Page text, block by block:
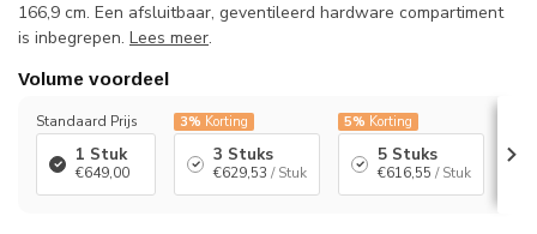
166,9 cm. Een afsluitbaar, geventileerd hardware compartiment
is inbegrepen. Lees meer.
Volume voordeel
Standaard Prijs
1 Stuk
€649,00
3% Korting
3 Stuks
€629,53 / Stuk
5% Korting
5 Stuks
€616,55 / Stuk